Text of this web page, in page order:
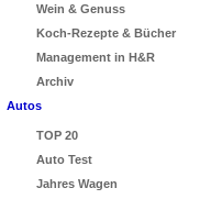
Wein & Genuss
Koch-Rezepte & Bücher
Management in H&R
Archiv
Autos
TOP 20
Auto Test
Jahres Wagen